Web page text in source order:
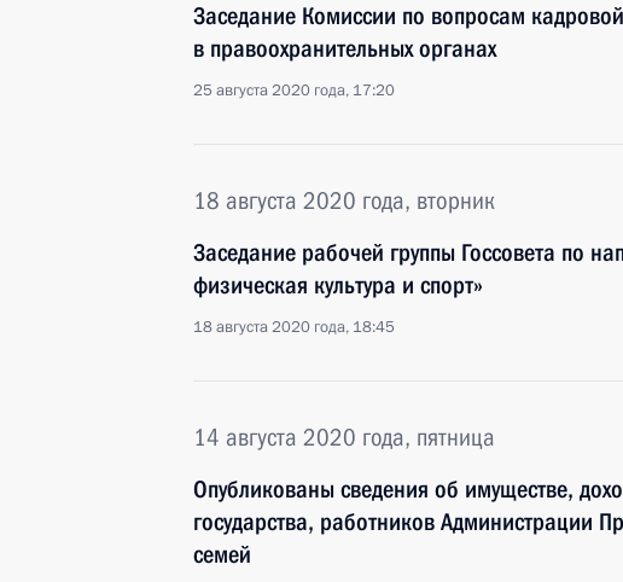
Заседание Комиссии по вопросам
в правоохранительных органах
25 августа 2020 года, 17:20
18 августа 2020 года, вторник
Заседание рабочей группы Госсовета по
физическая культура и спорт»
18 августа 2020 года, 18:45
14 августа 2020 года, пятница
Опубликованы сведения об имуществе,
государства, работников Администрации
семей